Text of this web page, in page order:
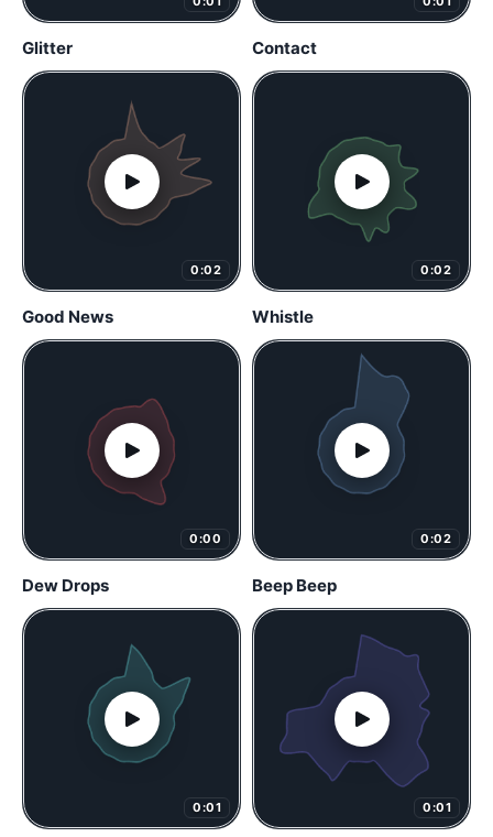
Glitter Contact
0:02
Good News
0:02
Whistle
0:00
Dew Drops
0:02
Beep Beep
0:01 0:01